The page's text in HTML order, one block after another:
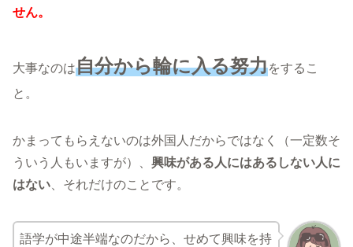
せん。
大事なのは自分から輪に入る努力をするこ
と。
かまってもらえないのは外国人だからではなく（一定数そ
ういう人もいますが）、 興味がある人にはあるしない人に
はない 、それだけのことです。
語学が中途半端なのだから、せめて興味を持